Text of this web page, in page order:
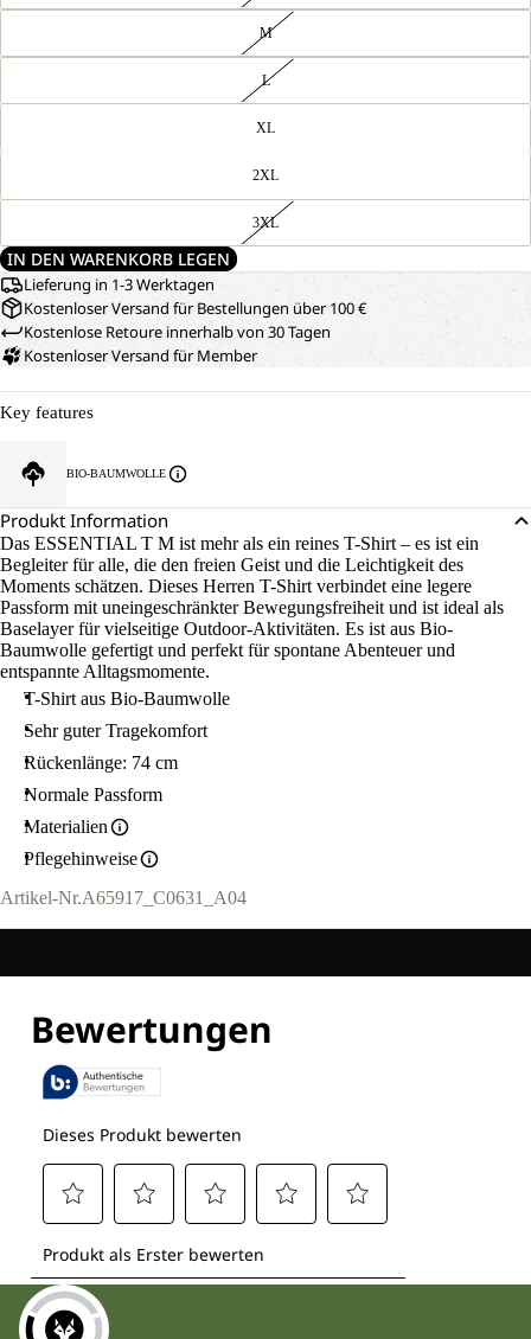
M
L
XL
2XL
3XL
IN DEN WARENKORB LEGEN
Lieferung in 1-3 Werktagen
Kostenloser Versand für Bestellungen über 100 €
Kostenlose Retoure innerhalb von 30 Tagen
Kostenloser Versand für Member
Key features
BIO-BAUMWOLLE
Produkt Information
Das ESSENTIAL T M ist mehr als ein reines T-Shirt – es ist ein
Begleiter für alle, die den freien Geist und die Leichtigkeit des
Moments schätzen. Dieses Herren T-Shirt verbindet eine legere
Passform mit uneingeschränkter Bewegungsfreiheit und ist ideal als
Baselayer für vielseitige Outdoor-Aktivitäten. Es ist aus Bio-
Baumwolle gefertigt und perfekt für spontane Abenteuer und
entspannte Alltagsmomente.
T-Shirt aus Bio-Baumwolle
Sehr guter Tragekomfort
Rückenlänge: 74 cm
Normale Passform
Materialien
Pflegehinweise
Artikel-Nr.A65917_C0631_A04